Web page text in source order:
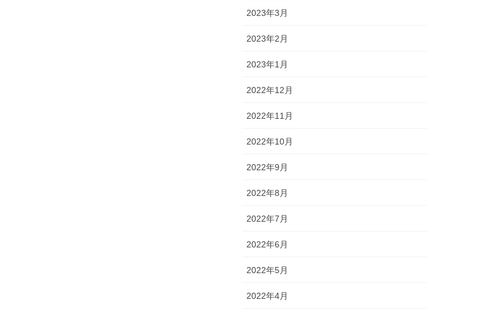
2023年3月
2023年2月
2023年1月
2022年12月
2022年11月
2022年10月
2022年9月
2022年8月
2022年7月
2022年6月
2022年5月
2022年4月